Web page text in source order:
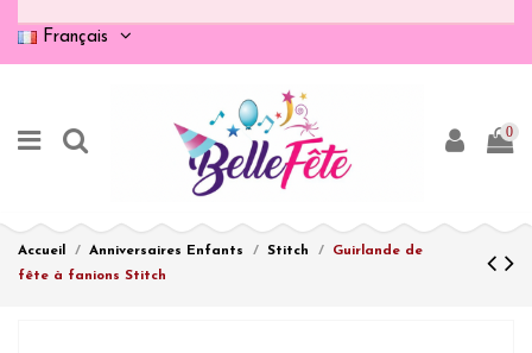
Français
0
Accueil Anniversaires Enfants Stitch
Guirlande de
fête à fanions Stitch